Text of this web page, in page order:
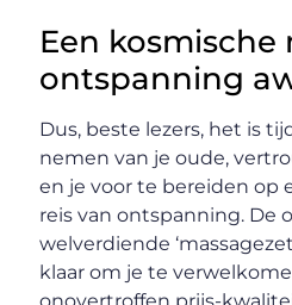
Een kosmische
ontspanning
Dus, beste lezers, het is
nemen van je oude,
en je voor te bereiden op
reis van ontspanning. De
welverdiende
klaar om je te